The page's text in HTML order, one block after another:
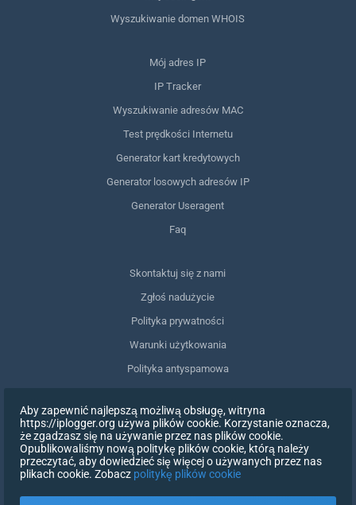
Wyszukiwanie domen WHOIS
Mój adres IP
IP Tracker
Wyszukiwanie adresów MAC
Test prędkości Internetu
Generator kart kredytowych
Generator losowych adresów IP
Generator Useragent
Faq
Skontaktuj się z nami
Zgłoś nadużycie
Polityka prywatności
Warunki użytkowania
Polityka antyspamowa
Usuń moje dane
Wycofanie zgody
Aby zapewnić najlepszą możliwą obsługę, witryna
https://iplogger.org używa plików cookie. Korzystanie oznacza,
że zgadzasz się na używanie przez nas plików cookie.
Opublikowaliśmy nową politykę plików cookie, którą należy
przeczytać, aby dowiedzieć się więcej o używanych przez nas
plikach cookie. Zobacz politykę plików cookie